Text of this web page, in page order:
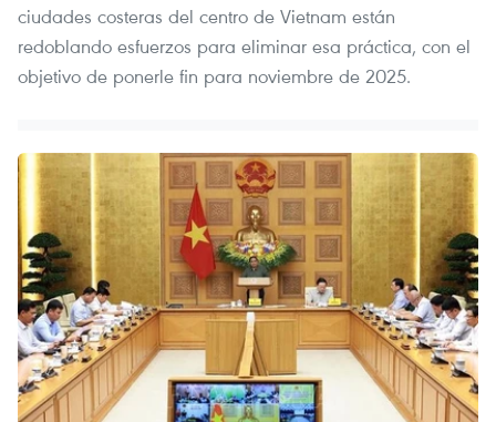
ciudades costeras del centro de Vietnam están
redoblando esfuerzos para eliminar esa práctica, con el
objetivo de ponerle fin para noviembre de 2025.